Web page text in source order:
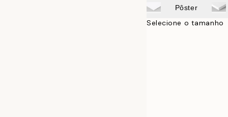
Pôster
Selecione o tamanho